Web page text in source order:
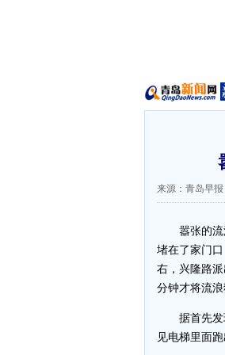
来源：青岛早报
嚣张的流浪
堵在了家门
右，兴隆路
分钟才将流浪
据首先发现
见电梯里面